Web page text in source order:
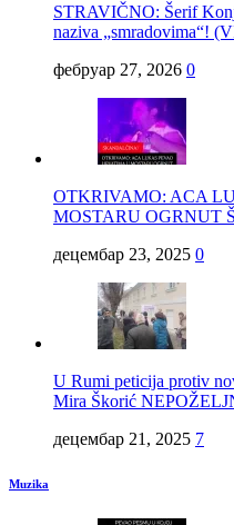
STRAVIČNO: Šerif
naziva „smradovima“!
фебруар 27, 2026 0
OTKRIVAMO: ACA
MOSTARU OGRNUT
децембар 23, 2025 0
U Rumi peticija protiv
Mira Škorić
децембар 21, 2025 7
Muzika